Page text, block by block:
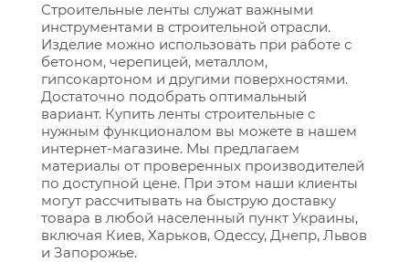
Строительные ленты служат важными
инструментами в строительной отрасли.
Изделие можно использовать при работе с
бетоном, черепицей, металлом,
гипсокартоном и другими поверхностями.
Достаточно подобрать оптимальный
вариант. Купить ленты строительные с
нужным функционалом вы можете в нашем
интернет-магазине. Мы предлагаем
материалы от проверенных производителей
по доступной цене. При этом наши клиенты
могут рассчитывать на быструю доставку
товара в любой населенный пункт Украины,
включая Киев, Харьков, Одессу, Днепр, Львов
и Запорожье.